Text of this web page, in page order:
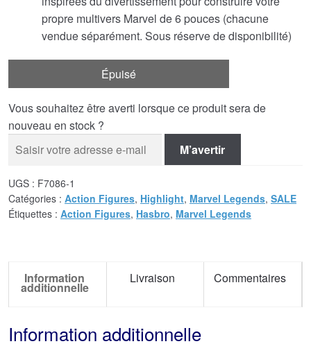
propre multivers Marvel de 6 pouces (chacune
vendue séparément. Sous réserve de disponibilité)
Épuisé
Vous souhaitez être averti lorsque ce produit sera de
nouveau en stock ?
M’avertir
UGS : F7086-1
Catégories : Action Figures, Highlight, Marvel Legends, SALE
Étiquettes : Action Figures, Hasbro, Marvel Legends
Information
additionnelle
Livraison Commentaires
Information additionnelle